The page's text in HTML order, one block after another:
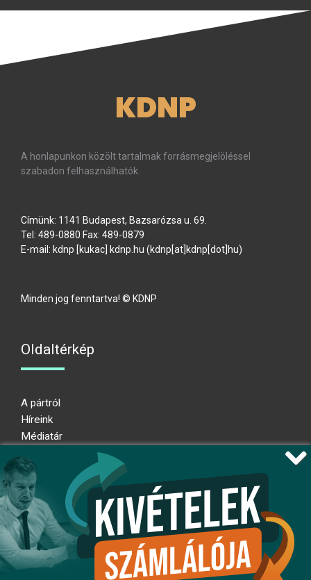
KDNP
A honlapunkon közölt tartalmak forrásmegjelöléssel
szabadon felhasználhatók.
Címünk: 1141 Budapest, Bazsarózsa u. 69.
Tel: 489-0880 Fax: 489-0879
E-mail: kdnp [kukac] kdnp hu (kdnp[at]kdnp[dot]hu)
Minden jog fenntartva! © KDNP
Oldaltérkép
A pártról
Híreink
Médiatár
Adatkezelési nyilatkozat
Átláthatósági nyilatkozat
Ugrás az oldal tetejére
Kövessen minket!